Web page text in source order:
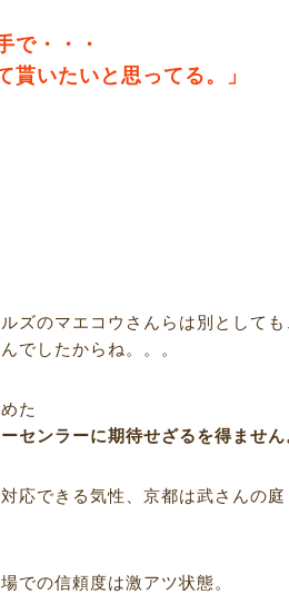
で・・・
貰いたいと思ってる。」
ズのマエコウさんらは別としても
でしたからね。。。
た
ーセンラーに期待せざるを得ませ
応できる気性、京都は武さんの
での信頼度は激アツ状態。